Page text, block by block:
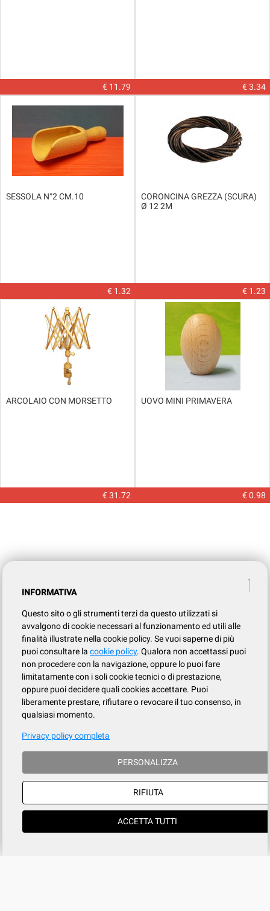
€ 11.79 € 3.34
SESSOLA N°2 CM.10
€ 1.32
CORONCINA GREZZA (SCURA)
Ø 12 2M
€ 1.23
ARCOLAIO CON MORSETTO
€ 31.72
UOVO MINI PRIMAVERA
€ 0.98
INFORMATIVA
Questo sito o gli strumenti terzi da questo utilizzati si
avvalgono di cookie necessari al funzionamento ed utili alle
finalità illustrate nella cookie policy. Se vuoi saperne di più
puoi consultare lacookie policy. Qualora non accettassi puoi
non procedere con la navigazione, oppure lo puoi fare
limitatamente con i soli cookie tecnici o di prestazione,
oppure puoi decidere quali cookies accettare. Puoi
liberamente prestare, rifiutare o revocare il tuo consenso, in
qualsiasi momento.
Privacy policy completa
PERSONALIZZA
RIFIUTA
ACCETTA TUTTI